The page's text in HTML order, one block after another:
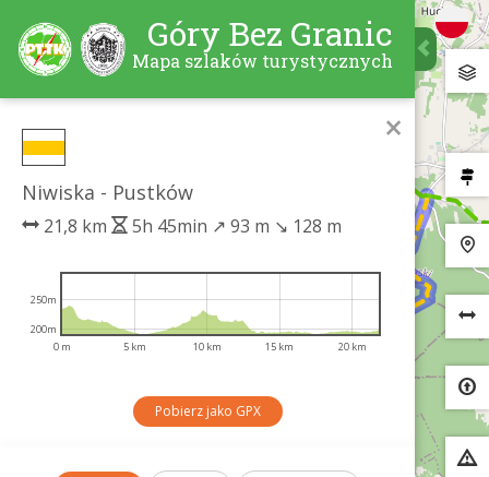
Góry Bez Granic
Mapa szlaków turystycznych
×
Niwiska - Pustków
21,8 km 5h 45min ↗ 93 m ↘ 128 m
0 m 5 km 10 km 15 km 20 km
200m
250m
Pobierz jako GPX